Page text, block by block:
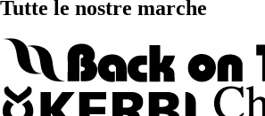
Tutte le nostre marche